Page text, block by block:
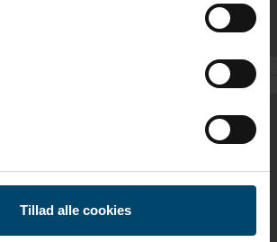
Tillad alle cookies